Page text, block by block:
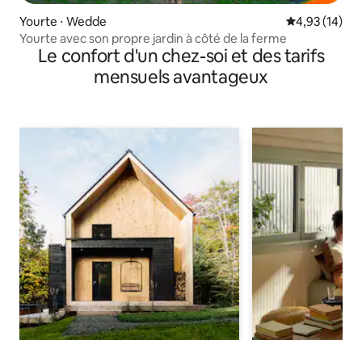
Yourte ⋅ Wedde Évaluation
4,93 (14)
Yourte avec son propre jardin à côté de la ferme
Le confort d'un chez-soi et des tarifs
mensuels avantageux